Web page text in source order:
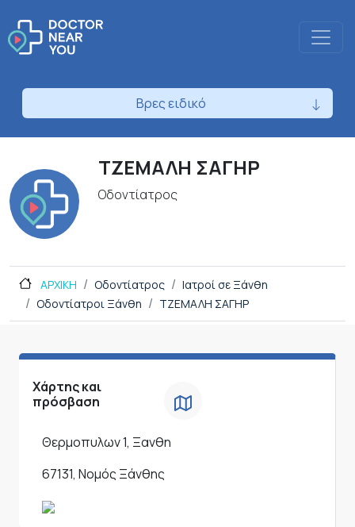
Βρες ειδικό
ΤΖΕΜΑΛΗ ΣΑΓΗΡ
Οδοντίατρος
ΑΡΧΙΚΗ Οδοντίατρος
Ιατροί σε Ξάνθη
Οδοντίατροι Ξάνθη
ΤΖΕΜΑΛΗ ΣΑΓΗΡ
Χάρτης και
πρόσβαση
Θερμοπυλων 1, Ξανθη
67131, Νομός Ξάνθης